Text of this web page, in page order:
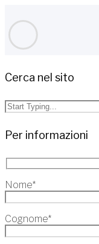
Cerca nel sito
Per informazioni
Nome*
Cognome*